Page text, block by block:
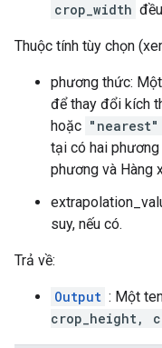
crop_width
Thuộc tính tùy chọn
phương thức:
để thay đổi kích
hoặc "nearest"
tại có hai
phương và Hàng
suy, nếu có.
Trả về:
Output : Một
crop_height,